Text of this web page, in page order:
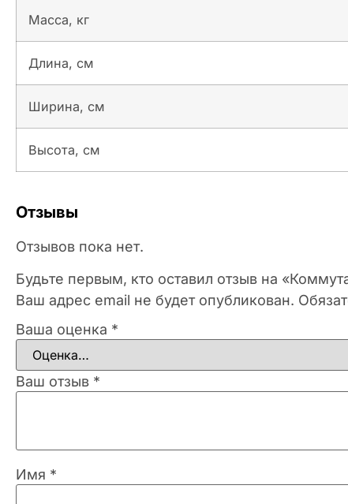
Масса, кг
Длина, см
Ширина, см
Высота, см
Отзывы
Отзывов пока нет.
Будьте первым, кто оставил отзыв на
Ваш адрес email не будет опубликован.
Ваша оценка *
Ваш отзыв *
Имя *